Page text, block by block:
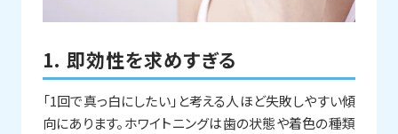
1. 即効性を求めすぎる
「1回で真っ白にしたい」と考える人ほど失敗しやすい傾
向にあります。ホワイトニングは歯の状態や着色の種類